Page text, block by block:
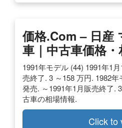
価格.com – 日産
車｜中古車価格
1991年モデル (44) 1991年1
売終了. 3 ～158 万円. 1982
発売. ～1991年1月販売終了.
古車の相場情報.
Click to